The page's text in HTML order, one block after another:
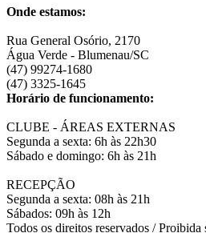
Onde estamos:
Rua General Osório, 2170
Água Verde - Blumenau/SC
(47) 99274-1680
(47) 3325-1645
Horário de funcionamento:
CLUBE - ÁREAS EXTERNAS
Segunda a sexta: 6h às 22h30
Sábado e domingo: 6h às 21h
RECEPÇÃO
Segunda a sexta: 08h às 21h
Sábados: 09h às 12h
Todos os direitos reservados / Proibida